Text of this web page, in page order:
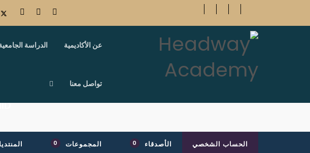
عن الأكاديمية الدراسة
تواصل معنا
الحساب الشخصي الأصدقاء 0 المجموعات 0